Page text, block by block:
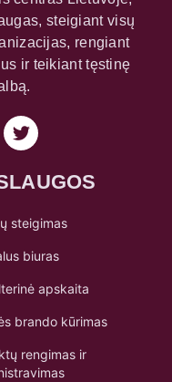
steigiant visų
rengiant
ir teikiant tęstinę
steigimas
biuras
apskaita
brando kūrimas
rengimas ir